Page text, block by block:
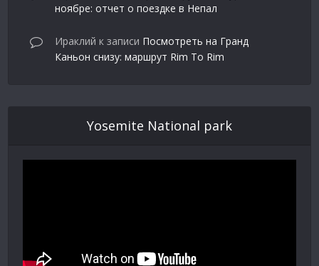
ноябре: отчет о поездке в Непал
Ираклий к записи Посмотреть на Гранд
Каньон снизу: маршрут Rim To Rim
Yosemite National park